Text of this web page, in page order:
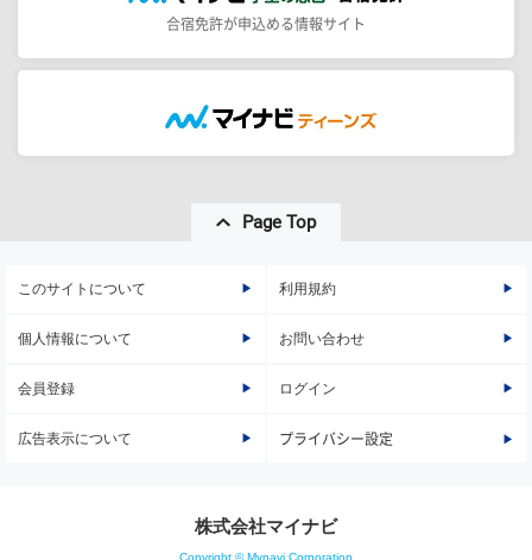
合宿免許が申込める情報サイト
Page Top
このサイトについて 利用規約
個人情報について お問い合わせ
会員登録 ログイン
広告表示について プライバシー設定
株式会社マイナビ
Copyright © Mynavi Corporation